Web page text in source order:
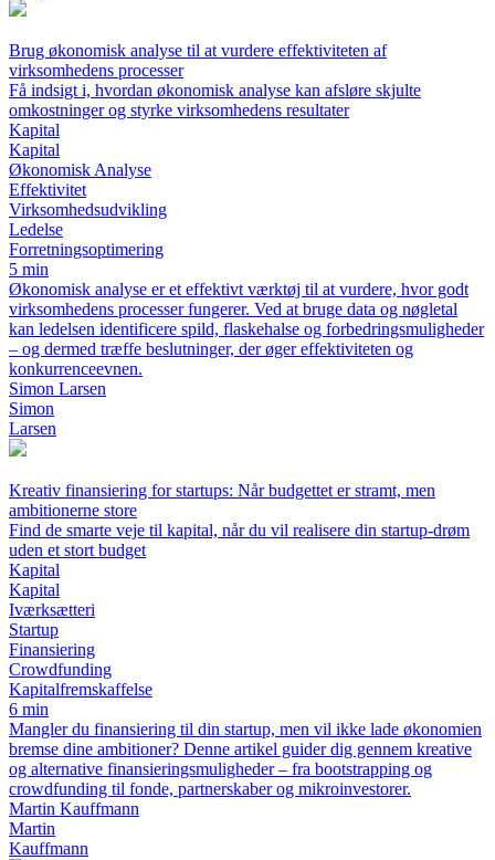
Brug økonomisk analyse til at vurdere effektiviteten af
virksomhedens processer
Få indsigt i, hvordan økonomisk analyse kan afsløre skjulte
omkostninger og styrke virksomhedens resultater
Kapital
Kapital
Økonomisk Analyse
Effektivitet
Virksomhedsudvikling
Ledelse
Forretningsoptimering
5 min
Økonomisk analyse er et effektivt værktøj til at vurdere, hvor godt
virksomhedens processer fungerer. Ved at bruge data og nøgletal
kan ledelsen identificere spild, flaskehalse og forbedringsmuligheder
– og dermed træffe beslutninger, der øger effektiviteten og
konkurrenceevnen.
Simon Larsen
Simon
Larsen
Kreativ finansiering for startups: Når budgettet er stramt, men
ambitionerne store
Find de smarte veje til kapital, når du vil realisere din startup-drøm
uden et stort budget
Kapital
Kapital
Iværksætteri
Startup
Finansiering
Crowdfunding
Kapitalfremskaffelse
6 min
Mangler du finansiering til din startup, men vil ikke lade økonomien
bremse dine ambitioner? Denne artikel guider dig gennem kreative
og alternative finansieringsmuligheder – fra bootstrapping og
crowdfunding til fonde, partnerskaber og mikroinvestorer.
Martin Kauffmann
Martin
Kauffmann